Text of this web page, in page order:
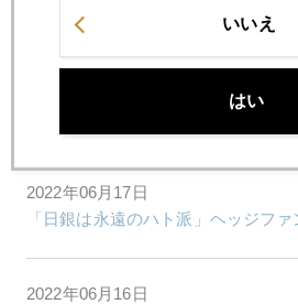
虫の目、魚の目、鳥の目
2022年06月17日
「日銀は永遠のハト派」ヘッジフ
2022年06月16日
いいえ
はい